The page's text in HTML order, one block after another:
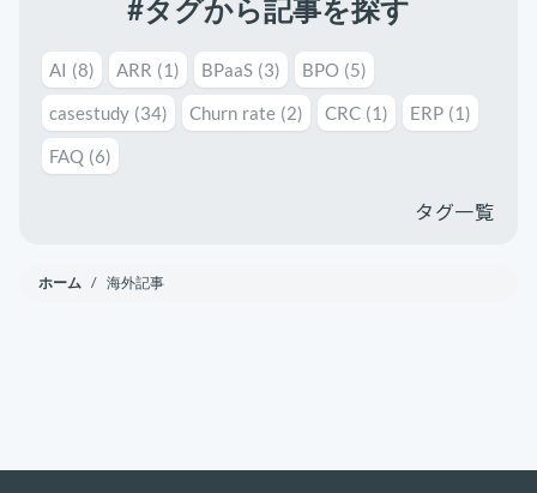
既存営業 AI BPO
カスタマーサポート代行
多言語カスタマーサポート対応
CSツール導入・運用支援
その他ご支援​
顧客満足度を上げる具体例10選！成功企業の事
カスタマーサクセス 顧客満足度
#タグから記事を探す
AI (8) ARR (1) BPaaS (3) BPO (5)
casestudy (34) Churn rate (2) CRC (1) ERP (1)
FAQ (6)
タグ一覧
ホーム / 海外記事